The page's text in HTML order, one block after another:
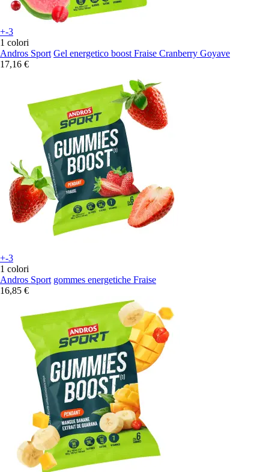
+-3
1 colori
Andros Sport Gel energetico boost Fraise Cranberry Goyave
17,16 €
+-3
1 colori
Andros Sport gommes energetiche Fraise
16,85 €